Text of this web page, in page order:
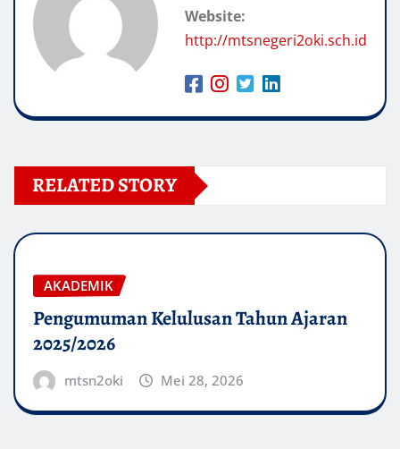
Website:
http://mtsnegeri2oki.sch.id
RELATED STORY
AKADEMIK
Pengumuman Kelulusan Tahun Ajaran
2025/2026
mtsn2oki Mei 28, 2026